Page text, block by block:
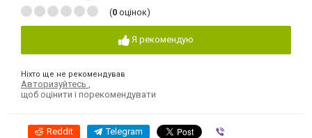
(0 оцінок)
Я рекомендую
Ніхто ще не рекомендував
Авторизуйтесь ,
щоб оцінити і порекомендувати
Reddit Telegram